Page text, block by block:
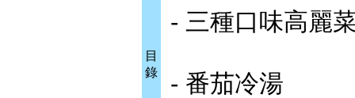
目
錄
- 三種口味高麗
- 番茄冷湯